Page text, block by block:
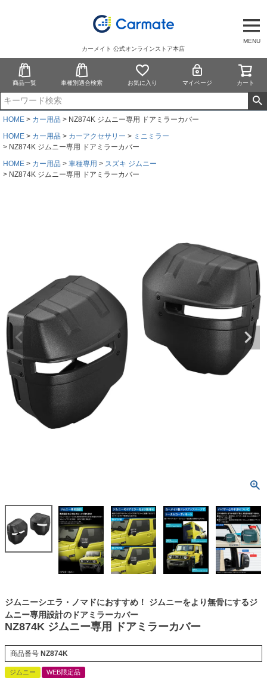
MENU
カーメイト 公式オンラインストア本店
商品一覧 車種別適合検索 お気に入り マイページ カート
HOME カー用品
NZ874K ジムニー専用 ドアミラーカバー
HOME
カー用品 カーアクセサリー
ミニミラー
NZ874K ジムニー専用 ドアミラーカバー
HOME
カー用品 車種専用
スズキ ジムニー
NZ874K ジムニー専用 ドアミラーカバー
ジムニーシエラ・ノマドにおすすめ！ ジムニーをより無骨にするジ
ムニー専用設計のドアミラーカバー
NZ874K ジムニー専用 ドアミラーカバー
商品番号 NZ874K
ジムニー WEB限定品